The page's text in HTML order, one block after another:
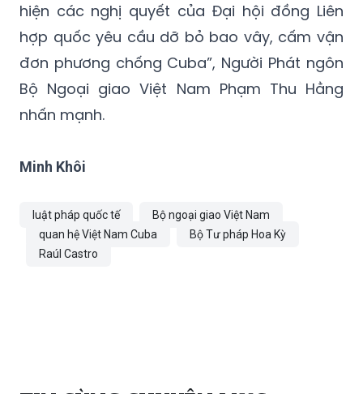
tình đoàn kết, hữu nghị truyền thống với
nhân dân Cuba anh em, kêu gọi việc thực
hiện các nghị quyết của Đại hội đồng Liên
hợp quốc yêu cầu dỡ bỏ bao vây, cấm vận
đơn phương chống Cuba”, Người Phát ngôn
nhấn mạnh.
Minh Khôi